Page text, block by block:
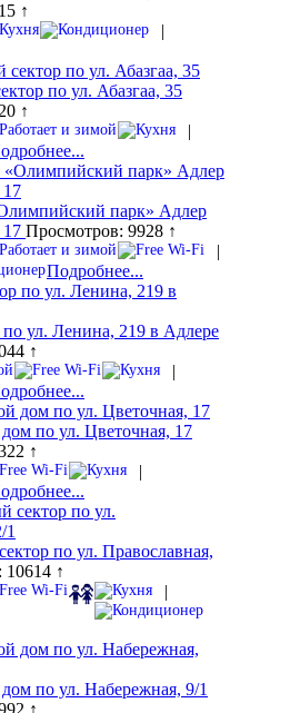
↑
|
по ул. Абазгаа, 35
↑
|
парк» Адлер
17 Просмотров: 9928 ↑
|
Подробнее...
ул. Ленина, 219 в Адлере
↑
|
по ул. Цветочная, 17
↑
|
по ул. Православная,
↑
|
по ул. Набережная, 9/1